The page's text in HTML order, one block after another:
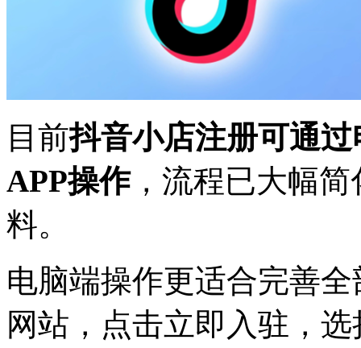
目前抖音小店注册可通
APP操作，流程已大幅
料。
电脑端操作更适合完善
网站，点击立即入驻，